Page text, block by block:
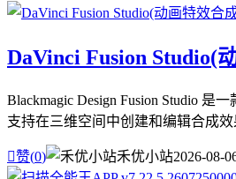
DaVinci Fusion Studio(
Blackmagic Design Fusion Studio
支持在三维空间中创建和编辑合成效
赞(0) 禾优小站2026-08-